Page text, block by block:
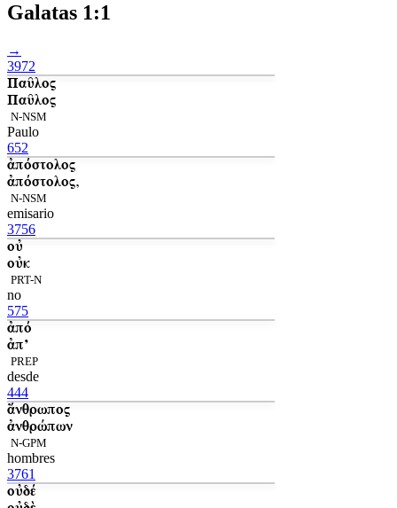
Galatas 1:1
→
3972
Παῦλος
Παῦλος
N-NSM
Paulo
652
ἀπόστολος
ἀπόστολος,
N-NSM
emisario
3756
οὐ
οὐκ
PRT-N
no
575
ἀπό
ἀπ’
PREP
desde
444
ἄνθρωπος
ἀνθρώπων
N-GPM
hombres
3761
οὐδέ